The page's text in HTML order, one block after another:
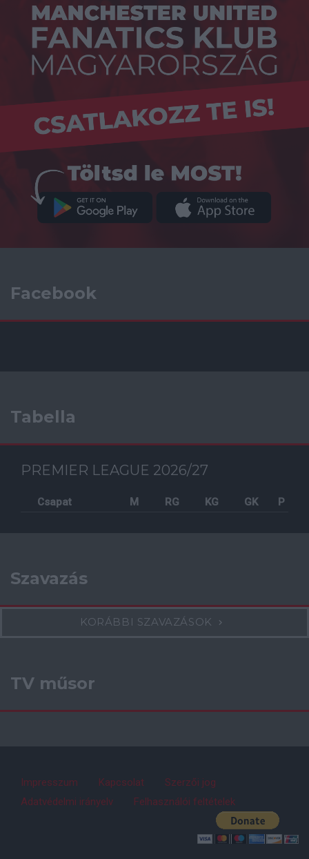
Facebook
Tabella
PREMIER LEAGUE 2026/27
Csapat M RG KG GK P
Szavazás
KORÁBBI SZAVAZÁSOK
TV műsor
Impresszum Kapcsolat
Szerzői jog
Adatvédelmi irányelv
Felhasználói feltételek